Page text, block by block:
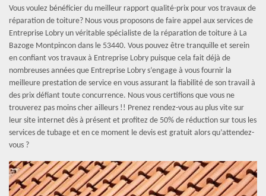
Vous voulez bénéficier du meilleur rapport qualité-prix pour vos travaux de
réparation de toiture? Nous vous proposons de faire appel aux services de
Entreprise Lobry un véritable spécialiste de la réparation de toiture à La
Bazoge Montpincon dans le 53440. Vous pouvez être tranquille et serein
en confiant vos travaux à Entreprise Lobry puisque cela fait déjà de
nombreuses années que Entreprise Lobry s’engage à vous fournir la
meilleure prestation de service en vous assurant la fiabilité de son travail à
des prix défiant toute concurrence. Nous vous certifions que vous ne
trouverez pas moins cher ailleurs !! Prenez rendez-vous au plus vite sur
leur site internet dès à présent et profitez de 50% de réduction sur tous les
services de tubage et en ce moment le devis est gratuit alors qu’attendez-
vous ?